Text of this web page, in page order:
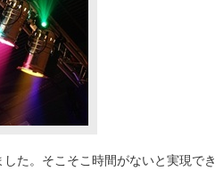
た。そこそこ時間がないと実現でき